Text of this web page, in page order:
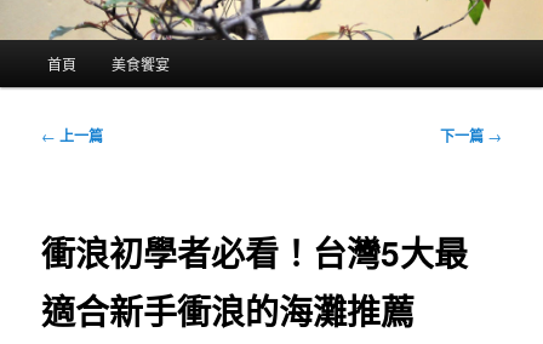
首頁 美食饗宴
文
← 上一篇 下一篇 →
衝浪初學者必看！台灣5大最
適合新手衝浪的海灘推薦